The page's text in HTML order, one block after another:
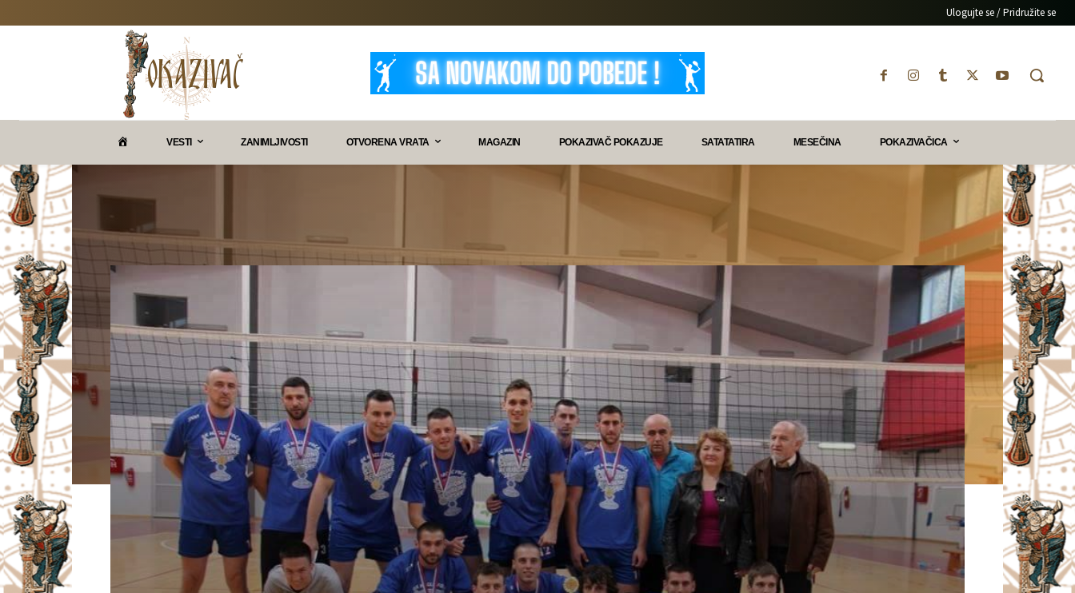
Ulogujte se / Pridružite se
K
V
A
VESTI ZANIMLJIVOSTI OTVORENA VRATA MAGAZIN POKAZIVAČ POKAZUJE SATATATIRA MESEČINA POKAZIVAČICA